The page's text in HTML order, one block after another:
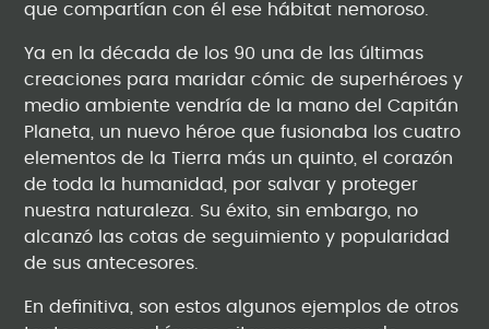
que compartían con él ese hábitat nemoroso.
Ya en la década de los 90 una de las últimas
creaciones para maridar cómic de superhéroes y
medio ambiente vendría de la mano del Capitán
Planeta, un nuevo héroe que fusionaba los cuatro
elementos de la Tierra más un quinto, el corazón
de toda la humanidad, por salvar y proteger
nuestra naturaleza. Su éxito, sin embargo, no
alcanzó las cotas de seguimiento y popularidad
de sus antecesores.
En definitiva, son estos algunos ejemplos de otros